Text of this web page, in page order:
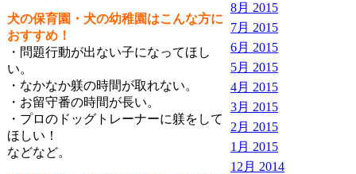
犬の保育園・犬の幼稚園はこんな方に
おすすめ！
・問題行動が出ない子になってほし
い。
・なかなか躾の時間が取れない。
・お留守番の時間が長い。
・プロのドッグトレーナーに躾をして
ほしい！
などなど。
8月 2015
7月 2015
6月 2015
5月 2015
4月 2015
3月 2015
2月 2015
1月 2015
12月 2014